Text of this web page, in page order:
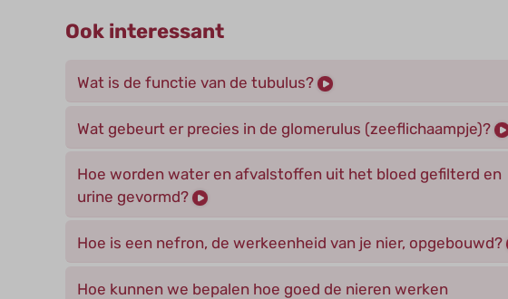
Ook interessant
Wat is de functie van de tubulus?
Wat gebeurt er precies in de glomerulus (zeeflichaampje)?
Hoe worden water en afvalstoffen uit het bloed gefilterd en
urine gevormd?
Hoe is een nefron, de werkeenheid van je nier, opgebouwd?
Hoe kunnen we bepalen hoe goed de nieren werken